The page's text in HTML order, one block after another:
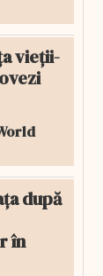
vieții-
după
în